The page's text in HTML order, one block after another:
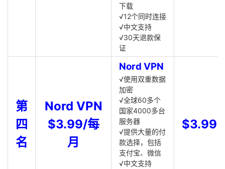
下载
√12个同时连接
√中文支持
√30天退款保
证
第
四
名
Nord VPN
$3.99/每
月
Nord VPN
√使用双重数据
加密
√全球60多个
国家4000多台
服务器
√提供大量的付
款选择，包括
支付宝、微信
√中文支持
$3.99